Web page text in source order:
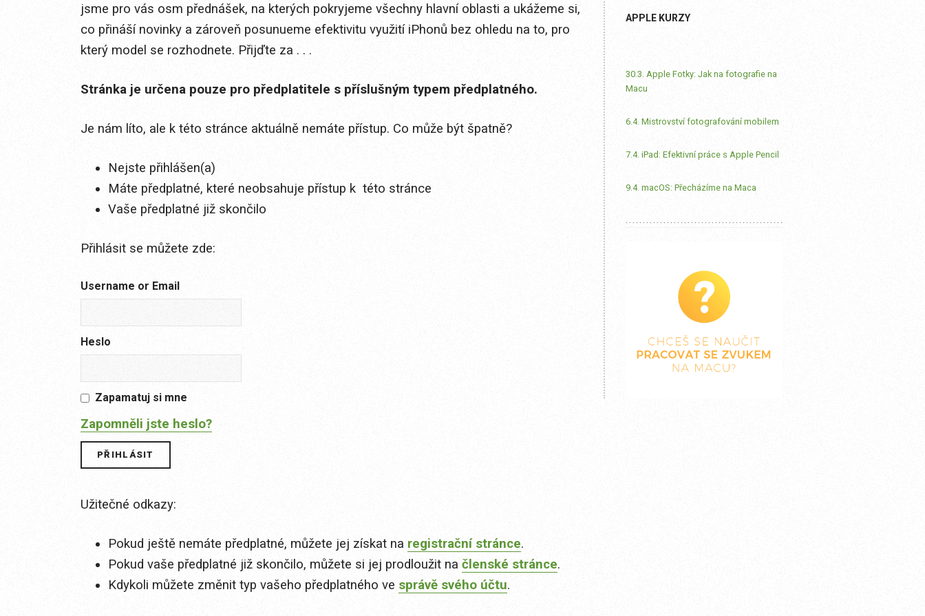
jsme pro vás osm přednášek, na kterých pokryjeme všechny hlavní oblasti a ukážeme si,
co přináší novinky a zároveň posunueme efektivitu využití iPhonů bez ohledu na to, pro
který model se rozhodnete. Přijďte za . . .
Stránka je určena pouze pro předplatitele s příslušným typem předplatného.
Je nám líto, ale k této stránce aktuálně nemáte přístup. Co může být špatně?
Nejste přihlášen(a)
Máte předplatné, které neobsahuje přístup k této stránce
Vaše předplatné již skončilo
Přihlásit se můžete zde:
Username or Email
Heslo
Zapamatuj si mne
Zapomněli jste heslo?
Užitečné odkazy:
Pokud ještě nemáte předplatné, můžete jej získat na registrační stránce.
Pokud vaše předplatné již skončilo, můžete si jej prodloužit na členské stránce.
Kdykoli můžete změnit typ vašeho předplatného ve správě svého účtu.
APPLE KURZY
30.3. Apple Fotky: Jak na fotografie na
Macu
6.4. Mistrovství fotografování mobilem
7.4. iPad: Efektivní práce s Apple Pencil
9.4. macOS: Přecházíme na Maca